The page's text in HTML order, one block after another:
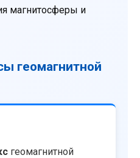
магнитосферы и
геомагнитной
геомагнитной